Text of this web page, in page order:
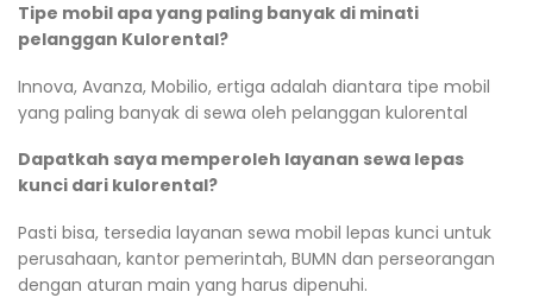
Tipe mobil apa yang paling banyak di minati
pelanggan Kulorental?
Innova, Avanza, Mobilio, ertiga adalah diantara tipe mobil
yang paling banyak di sewa oleh pelanggan kulorental
Dapatkah saya memperoleh layanan sewa lepas
kunci dari kulorental?
Pasti bisa, tersedia layanan sewa mobil lepas kunci untuk
perusahaan, kantor pemerintah, BUMN dan perseorangan
dengan aturan main yang harus dipenuhi.